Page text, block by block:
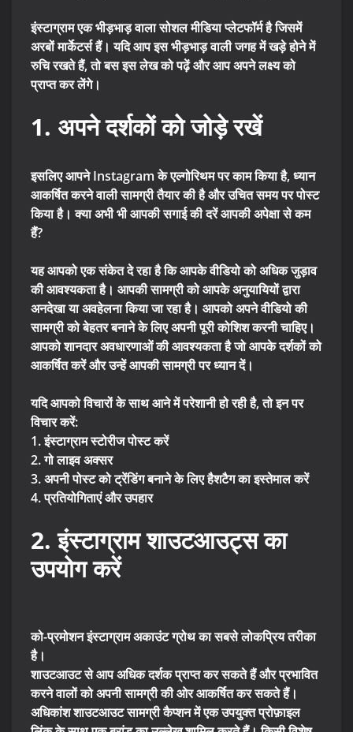
इंस्टाग्राम एक भीड़भाड़ वाला सोशल मीडिया प्लेटफॉर्म है जिसमें
अरबों मार्केटर्स हैं। यदि आप इस भीड़भाड़ वाली जगह में खड़े होने में
रुचि रखते हैं, तो बस इस लेख को पढ़ें और आप अपने लक्ष्य को
प्राप्त कर लेंगे।
1. अपने दर्शकों को जोड़े रखें
इसलिए आपने Instagram के एल्गोरिथम पर काम किया है, ध्यान
आकर्षित करने वाली सामग्री तैयार की है और उचित समय पर पोस्ट
किया है। क्या अभी भी आपकी सगाई की दरें आपकी अपेक्षा से कम
हैं?
यह आपको एक संकेत दे रहा है कि आपके वीडियो को अधिक जुड़ाव
की आवश्यकता है। आपकी सामग्री को आपके अनुयायियों द्वारा
अनदेखा या अवहेलना किया जा रहा है। आपको अपने वीडियो की
सामग्री को बेहतर बनाने के लिए अपनी पूरी कोशिश करनी चाहिए।
आपको शानदार अवधारणाओं की आवश्यकता है जो आपके दर्शकों को
आकर्षित करें और उन्हें आपकी सामग्री पर ध्यान दें।
यदि आपको विचारों के साथ आने में परेशानी हो रही है, तो इन पर
विचार करें:
1. इंस्टाग्राम स्टोरीज पोस्ट करें
2. गो लाइव अक्सर
3. अपनी पोस्ट को ट्रेंडिंग बनाने के लिए हैशटैग का इस्तेमाल करें
4. प्रतियोगिताएं और उपहार
2. इंस्टाग्राम शाउटआउट्स का
उपयोग करें
को-प्रमोशन इंस्टाग्राम अकाउंट ग्रोथ का सबसे लोकप्रिय तरीका
है।
शाउटआउट से आप अधिक दर्शक प्राप्त कर सकते हैं और प्रभावित
करने वालों को अपनी सामग्री की ओर आकर्षित कर सकते हैं।
अधिकांश शाउटआउट सामग्री कैप्शन में एक उपयुक्त प्रोफ़ाइल